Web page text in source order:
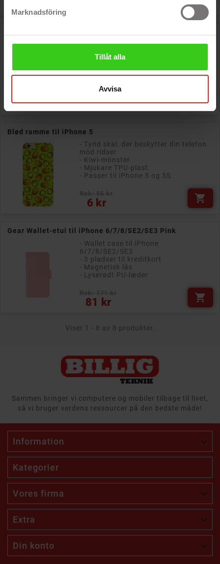
Marknadsföring
Tillåt alla
Avvisa
- Til iPhone 5/5S/SE
- Fremstillet af polycarbonat
Rek: 82 kr
6 kr
Blød ramme til iPhone 5
- Tynd skal, der beskytter din telefon
mod ridser
- Kiwi-mönster
- Mjukare TPU-plast
- Passer til iPhone 5 og 5S
6 kr
Pris 
Gear Wallet-etui til iPhone 6/7/8/SE2/SE3 Pink
- Wallet case til iPhone
6/7/8/SE2/SE3
- 3 pladser til kreditkort
- Magnetisk lås
- Lyserødt PU-læder
81 kr
Pris 
Viser 1 - 8 av 8 produkter.
Sammen bringer vi computere og mobiler tilbage til livet,
så vi bruger verdens ressourcer på den bedste måde!
Information 
Kategorier
Vores firma 
Extra 
Din konto 